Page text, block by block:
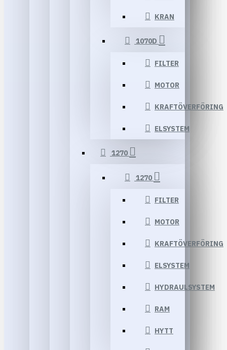
KRAN
1070D
FILTER
MOTOR
KRAFTÖVERFÖRING
ELSYSTEM
1270
1270
FILTER
MOTOR
KRAFTÖVERFÖRING
ELSYSTEM
HYDRAULSYSTEM
RAM
HYTT